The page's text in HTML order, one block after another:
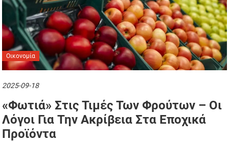
Οικονομία
2025-09-18
«Φωτιά» Στις Τιμές Των Φρούτων – Οι
Λόγοι Για Την Ακρίβεια Στα Εποχικά
Προϊόντα